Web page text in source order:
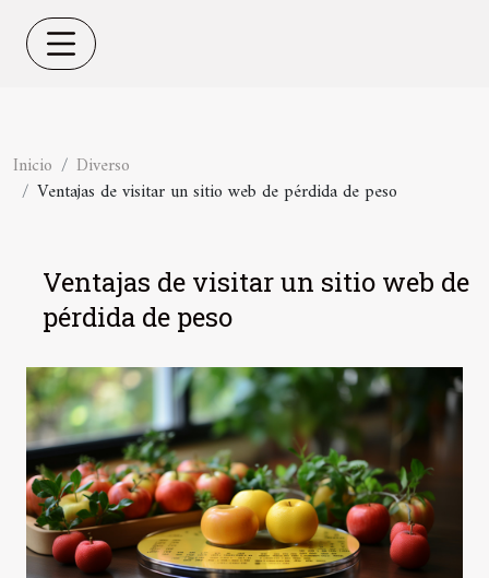
Inicio
Diverso
Ventajas de visitar un sitio web de pérdida de peso
Ventajas de visitar un sitio web de
pérdida de peso